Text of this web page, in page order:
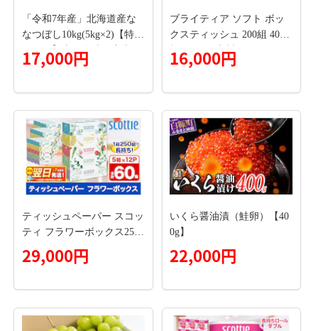
シャインマスカット シャイ
ンマスカット シャインマス
カット シャインマスカット
---ofn_cwsmx_ae911_26_135
「令和7年産」北海道産な
なつぼし10kg(5kg×2)【特A
ランク】米・食味鑑定士監
修＜最短翌日発送＞【1606
17,000円
ブライティア ソフト ボッ
クスティッシュ 200組 400
枚 60箱 日本製 まとめ買い
ティッシュ リサイクル 長
パー 紙 北海道 倶知安町 日
用品
16,000円
ティッシュペーパー スコッ
ティ フラワーボックス250
組 60箱(5箱×12パック) ティ
ッシュ 日用品 最短翌日発
シュー]
29,000円
いくら醤油漬（鮭卵）【40
0g】
22,000円